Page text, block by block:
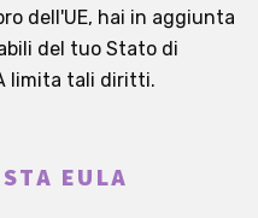
dell'UE, hai in aggiunta
del tuo Stato di
limita tali diritti.
EULA